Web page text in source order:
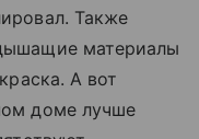
Также
материалы
А вот
доме лучше